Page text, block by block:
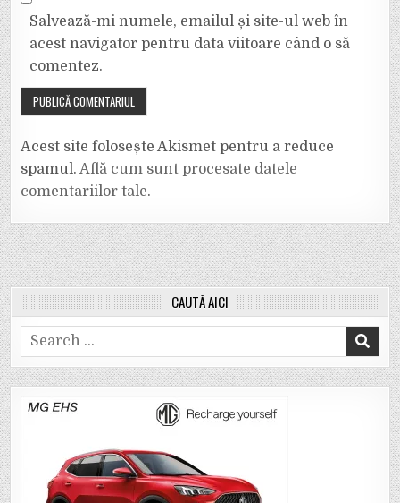
Salvează-mi numele, emailul și site-ul web în
acest navigator pentru data viitoare când o să
comentez.
Acest site folosește Akismet pentru a reduce
spamul. Află cum sunt procesate datele
comentariilor tale.
CAUTĂ AICI
Search
for: